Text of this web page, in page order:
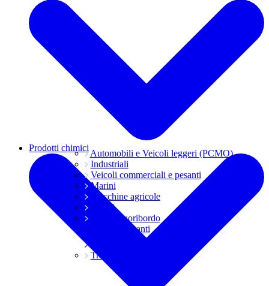
Automobili e Veicoli leggeri (PCMO)
Industriali
Veicoli commerciali e pesanti
Marini
Macchine agricole
Grassi
Moto e fuoribordo
Tutti i lubrificanti
Trasmissioni
Prodotti chimici